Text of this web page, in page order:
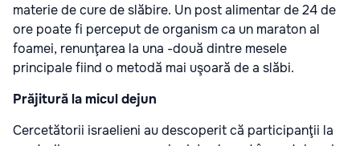
materie de cure de slăbire. Un post alimentar de 24 de
ore poate fi perceput de organism ca un maraton al
foamei, renunţarea la una -două dintre mesele
principale fiind o metodă mai uşoară de a slăbi.
Prăjitură la micul dejun
Cercetătorii israelieni au descoperit că participanţii la